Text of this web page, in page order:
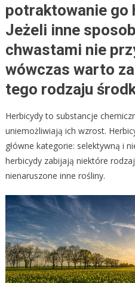
potraktowanie go
Jeżeli inne
chwastami nie
wówczas warto
tego rodzaju
Herbicydy to substancje
uniemożliwiają ich wzrost.
główne kategorie: selektywną i
herbicydy zabijają niektóre
nienaruszone inne rośliny.